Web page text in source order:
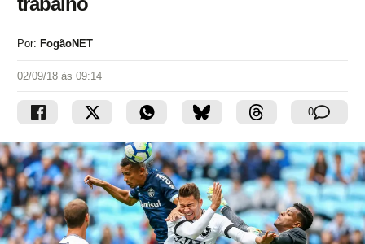
Por: FogãoNET
02/09/18 às 09:14
0